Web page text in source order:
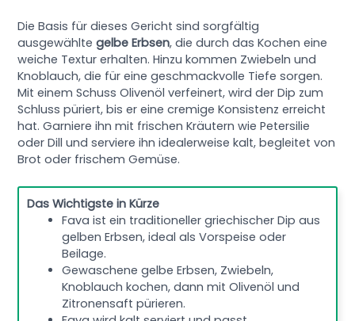
Die Basis für dieses Gericht sind sorgfältig
ausgewähltegelbe Erbsen, die durch das Kochen eine
weiche Textur erhalten. Hinzu kommen Zwiebeln und
Knoblauch, die für eine geschmackvolle Tiefe sorgen.
Mit einem Schuss Olivenöl verfeinert, wird der Dip zum
Schluss püriert, bis er eine cremige Konsistenz erreicht
hat. Garniere ihn mit frischen Kräutern wie Petersilie
oder Dill und serviere ihn idealerweise kalt, begleitet von
Brot oder frischem Gemüse.
Das Wichtigste in Kürze
Fava ist ein traditioneller griechischer Dip aus
gelben Erbsen, ideal als Vorspeise oder
Beilage.
Gewaschene gelbe Erbsen, Zwiebeln,
Knoblauch kochen, dann mit Olivenöl und
Zitronensaft pürieren.